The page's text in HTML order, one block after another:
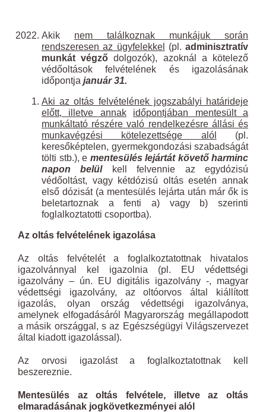
Akik nem találkoznak munkájuk során
rendszeresen az ügyfelekkel
(pl. adminisztratív
munkát végző dolgozók), azoknál a kötelező
védőoltások felvételének és igazolásának
időpontja január 31.
Aki az oltás felvételének jogszabályi határideje
előtt, illetve annak
időpontjában mentesült a
munkáltató részére való rendelkezésre állási és
munkavégzési kötelezettsége alól
(pl.
keresőképtelen, gyermekgondozási szabadságát
tölti stb.), e mentesülés lejártát követő harminc
napon belülkell felvennie az egydózisú
védőoltást, vagy kétdózisú oltás esetén annak
első dózisát (a mentesülés lejárta után már ők is
beletartoznak a fenti a) vagy b) szerinti
foglalkoztatotti csoportba).
Az oltás felvételének igazolása
Az oltás felvételét a foglalkoztatottnak hivatalos
igazolvánnyal kel igazolnia (pl. EU védettségi
igazolvány – ún. EU digitális igazolvány -, magyar
védettségi igazolvány, az oltóorvos által kiállított
igazolás, olyan ország védettségi igazolványa,
amelynek elfogadásáról Magyarország megállapodott
a másik országgal, s az Egészségügyi Világszervezet
által kiadott igazolással).
Az orvosi igazolást a foglalkoztatottnak kell
beszereznie.
Mentesülés az oltás felvétele, illetve az oltás
elmaradásának jogkövetkezményei alól